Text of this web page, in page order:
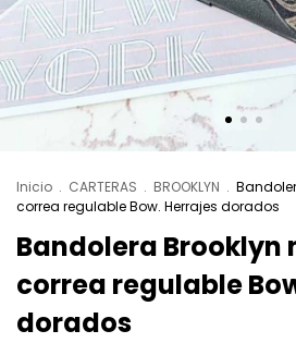
Inicio . CARTERAS . BROOKLYN .
correa regulable Bow. Herrajes dorados
Bandolera Brooklyn
correa regulable
dorados